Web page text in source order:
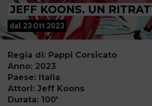
JEFF KOONS. UN
dal 23 Ott 2023
Regia di: Pappi Corsicato
Anno: 2023
Paese: Italia
Attori: Jeff Koons
Durata: 100'